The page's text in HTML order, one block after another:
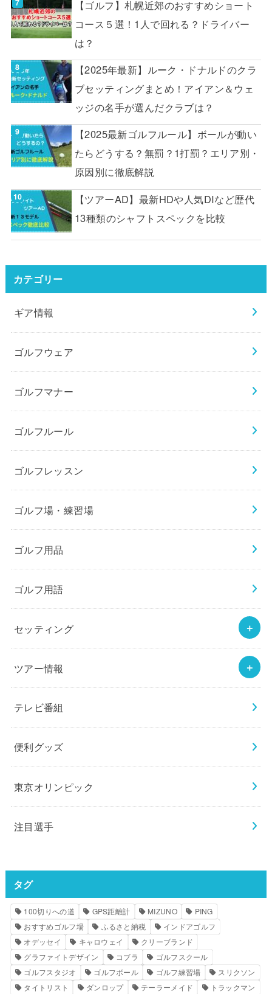
【ゴルフ】札幌近郊のおすすめショート
コース５選！1人で回れる？ドライバー
は？
【2025年最新】ルーク・ドナルドのクラ
ブセッティングまとめ！アイアン＆ウェ
ッジの名手が選んだクラブは？
【2025最新ゴルフルール】ボールが動い
たらどうする？無罰？1打罰？エリア別・
原因別に徹底解説
【ツアーAD】最新HDや人気DIなど歴代
13種類のシャフトスペックを比較
カテゴリー
ギア情報
ゴルフウェア
ゴルフマナー
ゴルフルール
ゴルフレッスン
ゴルフ場・練習場
ゴルフ用品
ゴルフ用語
セッティング
ツアー情報
テレビ番組
便利グッズ
東京オリンピック
注目選手
タグ
100切りへの道 GPS距離計 MIZUNO
PING
おすすめゴルフ場
ふるさと納税
インドアゴルフ
オデッセイ
キャロウェイ
クリーブランド
グラファイトデザイン
コブラ
ゴルフスクール
ゴルフスタジオ
ゴルフボール ゴルフ練習場
スリクソン
タイトリスト
ダンロップ テーラーメイド トラックマン